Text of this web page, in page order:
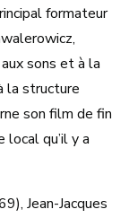
formateur
sons et à la
la structure
son film de fin
local qu’il y a
Jean-Jacques